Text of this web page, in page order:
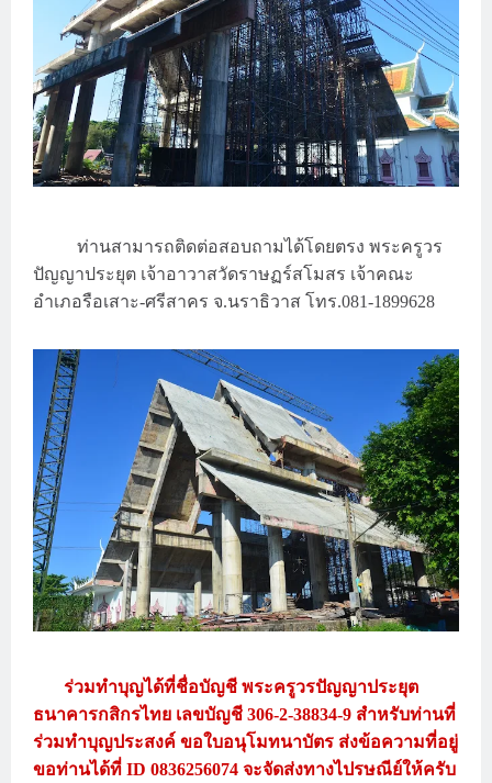
ท่านสามารถติดต่อสอบถามได้โดยตรง พระครูวร
ปัญญาประยุต เจ้าอาวาสวัดราษฏร์สโมสร เจ้าคณะ
อำเภอรือเสาะ-ศรีสาคร จ.นราธิวาสโทร.081-1899628
ร่วมทำบุญได้ที่ชื่อบัญชีพระครูวรปัญญาประยุต
ธนาคารกสิกรไทย เลขบัญชี 306-2-38834-9 สำหรับท่านที่
ร่วมทำบุญประสงค์ขอใบอนุโมทนาบัตร ส่งข้อความที่อยู่
ขอท่านได้ที่ ID 0836256074 จะจัดส่งทางไปรษณีย์ให้ครับ